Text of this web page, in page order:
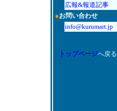
広報&報道記事
●お問い合わせ
info@kurumart.jp
トップページへ戻る